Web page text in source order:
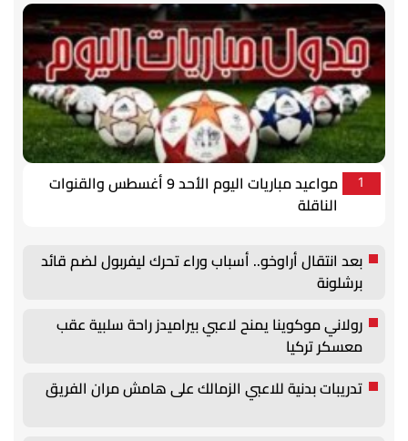
1
مواعيد مباريات اليوم الأحد 9 أغسطس والقنوات
الناقلة
بعد انتقال أراوخو.. أسباب وراء تحرك ليفربول لضم قائد
برشلونة
رولاني موكوينا يمنح لاعبي بيراميدز راحة سلبية عقب
معسكر تركيا
تدريبات بدنية للاعبي الزمالك على هامش مران الفريق